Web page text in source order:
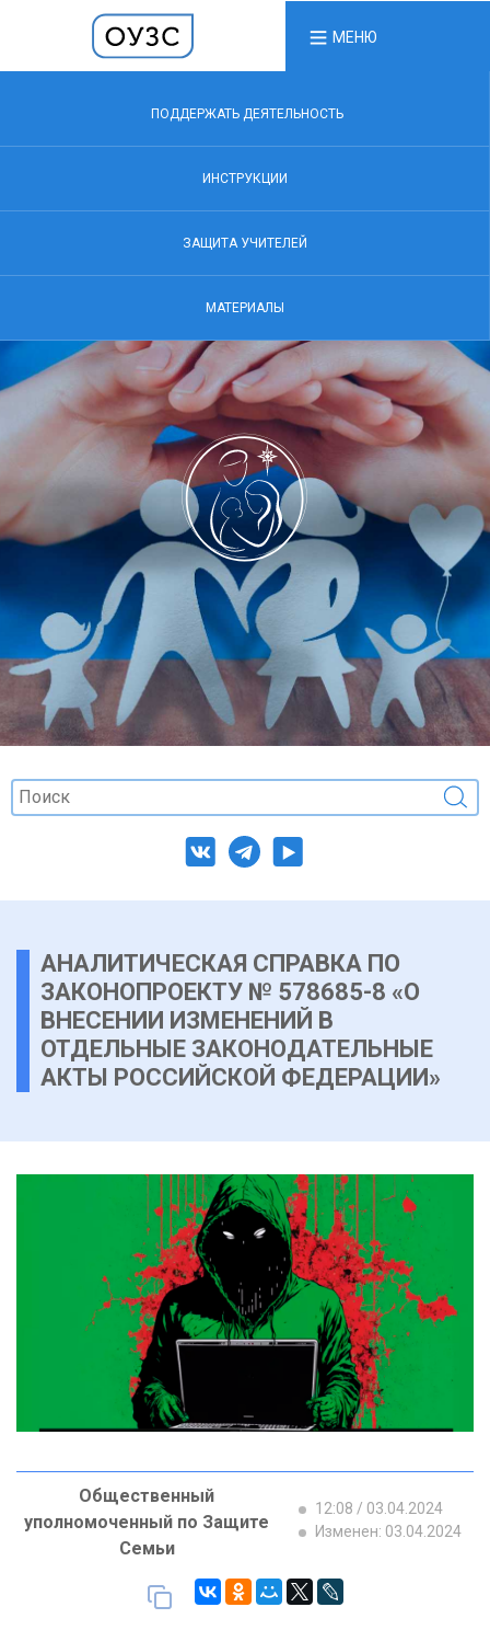
МЕНЮ
ПОДДЕРЖАТЬ ДЕЯТЕЛЬНОСТЬ
ИНСТРУКЦИИ
ЗАЩИТА УЧИТЕЛЕЙ
МАТЕРИАЛЫ
АНАЛИТИЧЕСКАЯ СПРАВКА ПО
ЗАКОНОПРОЕКТУ № 578685-8 «О
ВНЕСЕНИИ ИЗМЕНЕНИЙ В
ОТДЕЛЬНЫЕ ЗАКОНОДАТЕЛЬНЫЕ
АКТЫ РОССИЙСКОЙ ФЕДЕРАЦИИ»
Общественный
уполномоченный по Защите
Семьи
12:08 / 03.04.2024
Изменен: 03.04.2024